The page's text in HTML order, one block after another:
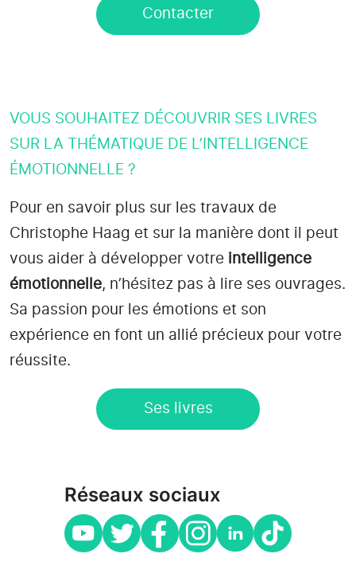
Contacter
VOUS SOUHAITEZ DÉCOUVRIR SES LIVRES
SUR LA THÉMATIQUE DE L’INTELLIGENCE
ÉMOTIONNELLE ?
Pour en savoir plus sur les travaux de
Christophe Haag et sur la manière dont il peut
vous aider à développer votre intelligence
émotionnelle, n’hésitez pas à lire ses ouvrages.
Sa passion pour les émotions et son
expérience en font un allié précieux pour votre
réussite.
Ses livres
Réseaux sociaux